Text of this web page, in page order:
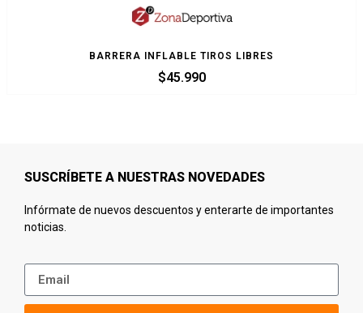
BARRERA INFLABLE TIROS LIBRES
$45.990
SUSCRÍBETE A NUESTRAS NOVEDADES
Infórmate de nuevos descuentos y enterarte de importantes
noticias.